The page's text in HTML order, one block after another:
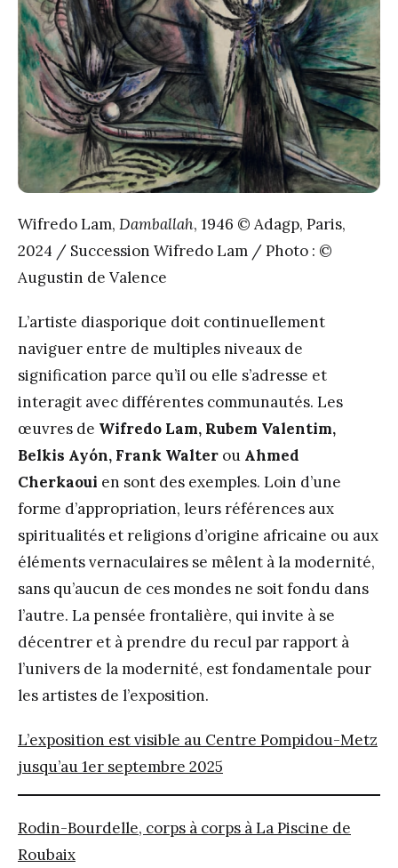
Wifredo Lam, Damballah, 1946 © Adagp, Paris,
2024 / Succession Wifredo Lam / Photo : ©
Augustin de Valence
L’artiste diasporique doit continuellement
naviguer entre de multiples niveaux de
signification parce qu’il ou elle s’adresse et
interagit avec différentes communautés. Les
œuvres de Wifredo Lam, Rubem Valentim,
Belkis Ayón, Frank Walter ou Ahmed
Cherkaoui en sont des exemples. Loin d’une
forme d’appropriation, leurs références aux
spiritualités et religions d’origine africaine ou aux
éléments vernaculaires se mêlent à la modernité,
sans qu’aucun de ces mondes ne soit fondu dans
l’autre. La pensée frontalière, qui invite à se
décentrer et à prendre du recul par rapport à
l’univers de la modernité, est fondamentale pour
les artistes de l’exposition.
L’exposition est visible au Centre Pompidou-Metz
jusqu’au 1er septembre 2025
Rodin-Bourdelle, corps à corps à La Piscine de
Roubaix